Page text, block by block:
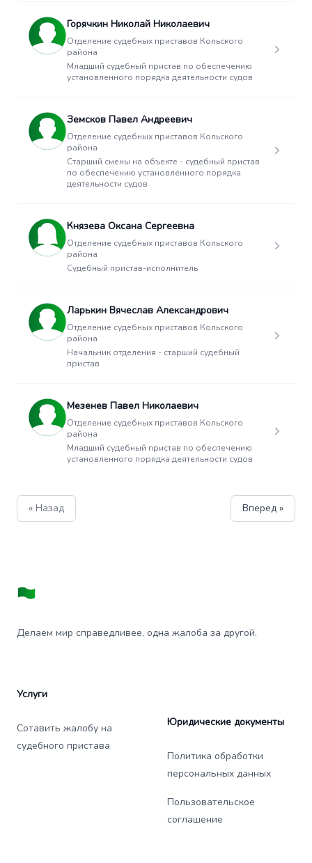
Горячкин Николай Николаевич
Отделение судебных приставов Кольского
района
Младший судебный пристав по обеспечению
установленного порядка деятельности судов
Земсков Павел Андреевич
Отделение судебных приставов Кольского
района
Старший смены на объекте - судебный пристав
по обеспечению установленного порядка
деятельности судов
Князева Оксана Сергеевна
Отделение судебных приставов Кольского
района
Судебный пристав-исполнитель
Ларькин Вячеслав Александрович
Отделение судебных приставов Кольского
района
Начальник отделения - старший судебный
пристав
Мезенев Павел Николаевич
Отделение судебных приставов Кольского
района
Младший судебный пристав по обеспечению
установленного порядка деятельности судов
« Назад Вперед »
Делаем мир справедливее, одна жалоба за другой.
Услуги
Сотавить жалобу на
судебного пристава
Юридические документы
Политика обработки
персональных данных
Пользовательское
соглашение